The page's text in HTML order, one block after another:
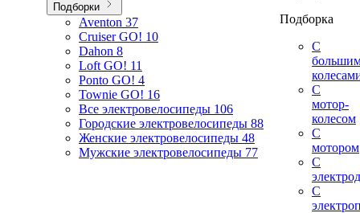
Подборки
Aventon 37
Cruiser GO! 10
Dahon 8
Loft GO! 11
Ponto GO! 4
Townie GO! 16
Все электровелосипеды 106
Городские электровелосипеды 88
Женские электровелосипеды 48
Мужские электровелосипеды 77
Подборка
С
С
мотор-
колесом
С
мотором
С
С